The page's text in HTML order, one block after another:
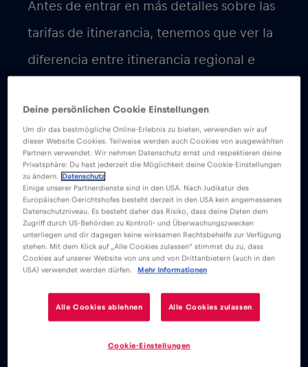
países concretos. Estas regiones suelen
estar definidas por los proveedores de
telecomunicaciones o los organismos
Unión Europea ha establecido normas
que permiten la itinerancia gratuita
dentro de los Estados miembros de la UE.
La ventaja de la itinerancia regional es
que puedes utilizar tu teléfono móvil sin
incurrir en gastos adicionales ni tener que
cambiar a una tarjeta SIM local cuando
viajes dentro de la región designada.
Simplifica la comunicación y proporciona